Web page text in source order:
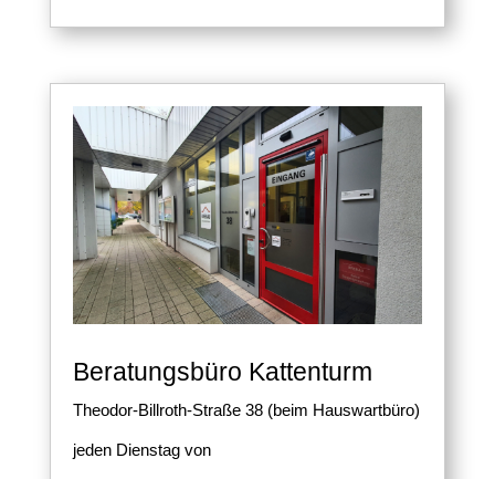
Beratungsbüro Kattenturm
Theodor-Billroth-Straße 38 (beim Hauswartbüro)
jeden Dienstag von